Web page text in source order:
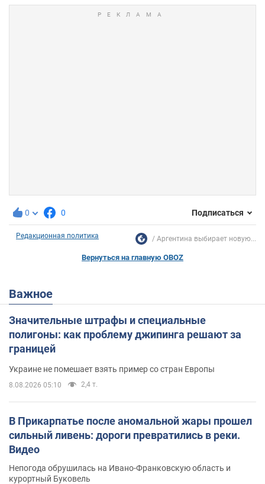
0 0 Подписаться
Редакционная политика Аргентина выбирает новую...
Вернуться на главную OBOZ
Важное
Значительные штрафы и специальные
полигоны: как проблему джипинга решают за
границей
Украине не помешает взять пример со стран Европы
8.08.2026 05:10 2,4 т.
В Прикарпатье после аномальной жары прошел
сильный ливень: дороги превратились в реки.
Видео
Непогода обрушилась на Ивано-Франковскую область и
курортный Буковель